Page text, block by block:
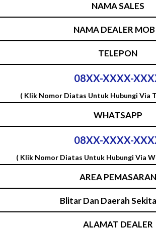
NAMA SALES
NAMA DEALER
TELEPON
08XX-XXXX-
( Klik Nomor Diatas Untuk Hubungi Via
WHATSAPP
08XX-XXXX-
( Klik Nomor Diatas Untuk Hubungi Via
AREA PEMASARAN
Blitar Dan Daerah
ALAMAT DEALER